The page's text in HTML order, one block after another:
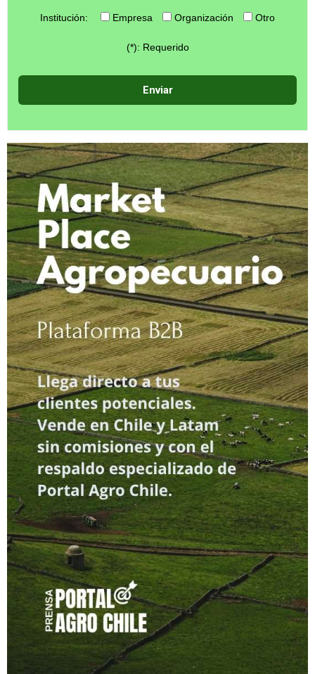
Institución: Empresa Organización Otro
(*): Requerido